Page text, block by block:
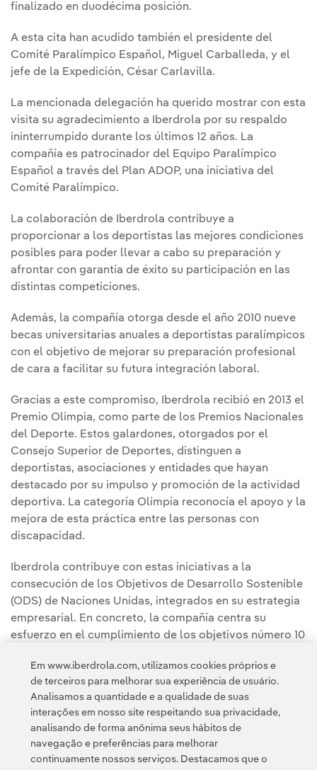
finalizado en duodécima posición.
A esta cita han acudido también el presidente del
Comité Paralímpico Español, Miguel Carballeda, y el
jefe de la Expedición, César Carlavilla.
La mencionada delegación ha querido mostrar con esta
visita su agradecimiento a Iberdrola por su respaldo
ininterrumpido durante los últimos 12 años. La
compañía es patrocinador del Equipo Paralímpico
Español a través del Plan ADOP, una iniciativa del
Comité Paralímpico.
La colaboración de Iberdrola contribuye a
proporcionar a los deportistas las mejores condiciones
posibles para poder llevar a cabo su preparación y
afrontar con garantía de éxito su participación en las
distintas competiciones.
Además, la compañía otorga desde el año 2010 nueve
becas universitarias anuales a deportistas paralímpicos
con el objetivo de mejorar su preparación profesional
de cara a facilitar su futura integración laboral.
Gracias a este compromiso, Iberdrola recibió en 2013 el
Premio Olimpia, como parte de los Premios Nacionales
del Deporte. Estos galardones, otorgados por el
Consejo Superior de Deportes, distinguen a
deportistas, asociaciones y entidades que hayan
destacado por su impulso y promoción de la actividad
deportiva. La categoría Olimpia reconocía el apoyo y la
mejora de esta práctica entre las personas con
discapacidad.
Iberdrola contribuye con estas iniciativas a la
consecución de los Objetivos de Desarrollo Sostenible
(ODS) de Naciones Unidas, integrados en su estrategia
empresarial. En concreto, la compañía centra su
esfuerzo en el cumplimiento de los objetivos número 10
de calidad) y número 17 (fomento de las alianzas entre
el sector privado y las administraciones públicas).
Em www.iberdrola.com, utilizamos cookies próprios e
de terceiros para melhorar sua experiência de usuário.
Analisamos a quantidade e a qualidade de suas
interações em nosso site respeitando sua privacidade,
analisando de forma anônima seus hábitos de
navegação e preferências para melhorar
continuamente nossos serviços. Destacamos que o